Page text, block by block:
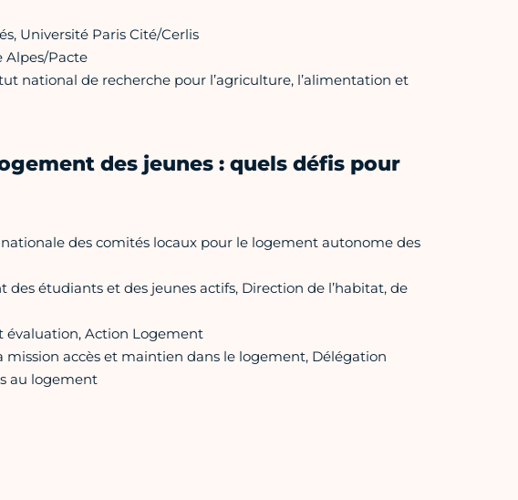
Université Paris Cité/Cerlis
Alpes/Pacte
national de recherche pour l’agriculture, l’alimentation et
des jeunes : quels défis pour
des comités locaux pour le logement autonome des
des étudiants et des jeunes actifs, Direction de l’habitat, de
évaluation, Action Logement
mission accès et maintien dans le logement, Délégation
au logement